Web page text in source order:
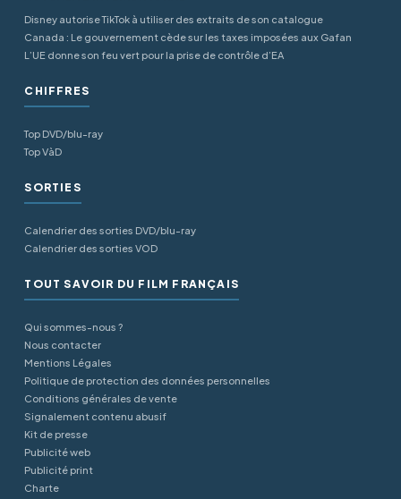
Disney autorise TikTok à utiliser des extraits de son catalogue
Canada : Le gouvernement cède sur les taxes imposées aux Gafan
L’UE donne son feu vert pour la prise de contrôle d’EA
CHIFFRES
Top DVD/blu-ray
Top VàD
SORTIES
Calendrier des sorties DVD/blu-ray
Calendrier des sorties VOD
TOUT SAVOIR DU FILM FRANÇAIS
Qui sommes-nous ?
Nous contacter
Mentions Légales
Politique de protection des données personnelles
Conditions générales de vente
Signalement contenu abusif
Kit de presse
Publicité web
Publicité print
Charte